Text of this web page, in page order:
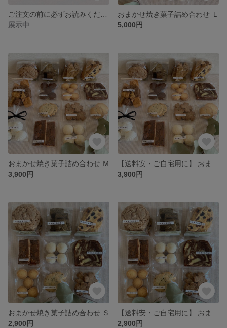
展示中
おまかせ焼き菓子詰め合わせ Ｌ
5,000円
おまかせ焼き菓子詰め合わせ Ｍ
3,900円
3,900円
おまかせ焼き菓子詰め合わせ Ｓ
2,900円
2,900円